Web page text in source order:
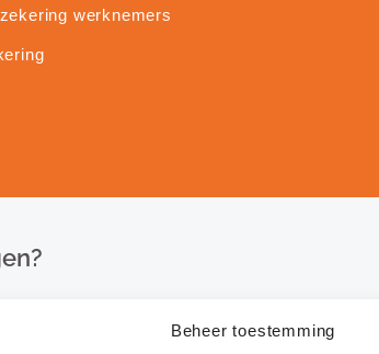
Beheer toestemming
werknemers